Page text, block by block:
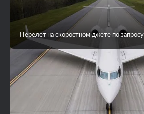
Перелет на скоростном джете по запросу